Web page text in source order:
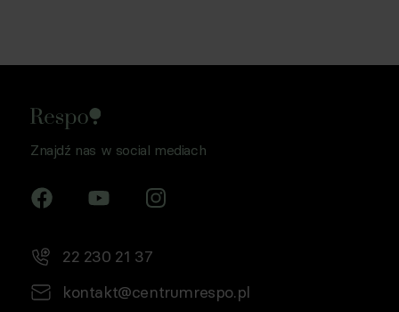
Znajdź nas w social mediach
22 230 21 37
kontakt@centrumrespo.pl